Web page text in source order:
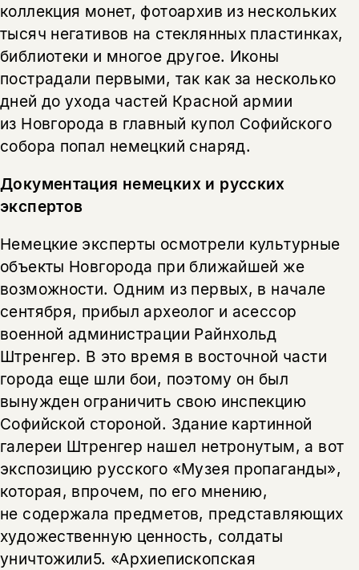
коллекция монет, фотоархив из нескольких
тысяч негативов на стеклянных пластинках,
библиотеки и многое другое. Иконы
пострадали первыми, так как за несколько
дней до ухода частей Красной армии
из Новгорода в главный купол Софийского
собора попал немецкий снаряд.
Документация немецких и русских
экспертов
Немецкие эксперты осмотрели культурные
объекты Новгорода при ближайшей же
возможности. Одним из первых, в начале
сентября, прибыл археолог и асессор
военной администрации Райнхольд
Штренгер. В это время в восточной части
города еще шли бои, поэтому он был
вынужден ограничить свою инспекцию
Софийской стороной. Здание картинной
галереи Штренгер нашел нетронутым, а вот
экспозицию русского «Музея пропаганды»,
которая, впрочем, по его мнению,
не содержала предметов, представляющих
художественную ценность, солдаты
уничтожили5. «Архиепископская